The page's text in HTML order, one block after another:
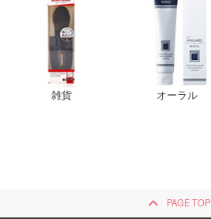
雑貨 オーラル
keyboard_arrow_up PAGE TOP